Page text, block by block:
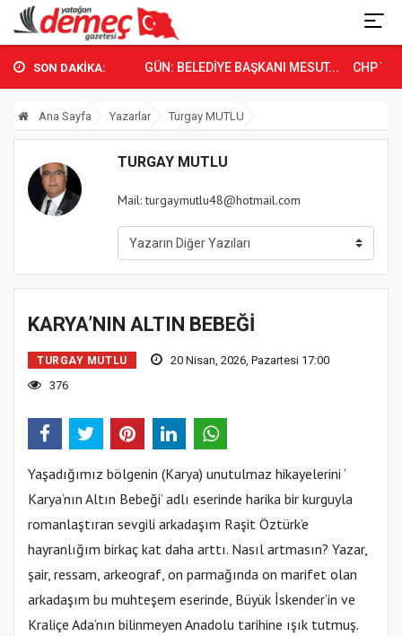
SON DAKİKA:
YATAĞAN’DA TARİHİ GÜN: BELEDİYE BAŞKANI MESUT... CHP
Ana Sayfa Yazarlar Turgay MUTLU
TURGAY MUTLU
Mail: turgaymutlu48@hotmail.com
KARYA’NIN ALTIN BEBEĞİ
TURGAY MUTLU
20 Nisan, 2026, Pazartesi 17:00
376
Yaşadığımız bölgenin (Karya) unutulmaz hikayelerini ‘
Karya’nın Altın Bebeği’ adlı eserinde harika bir kurguyla
romanlaştıran sevgili arkadaşım Raşit Öztürk’e
hayranlığım birkaç kat daha arttı. Nasıl artmasın? Yazar,
şair, ressam, arkeograf, on parmağında on marifet olan
arkadaşım bu muhteşem eserinde, Büyük İskender’in ve
Kraliçe Ada’nın bilinmeyen Anadolu tarihine ışık tutmuş.